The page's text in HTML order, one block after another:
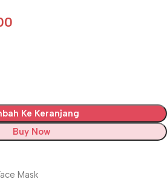
Ke Keranjang
Buy Now
Mask